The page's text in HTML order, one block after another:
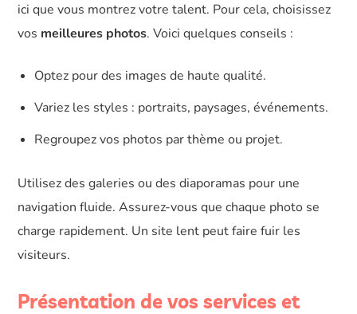
ici que vous montrez votre talent. Pour cela, choisissez
vos meilleures photos. Voici quelques conseils :
Optez pour des images de haute qualité.
Variez les styles : portraits, paysages, événements.
Regroupez vos photos par thème ou projet.
Utilisez des galeries ou des diaporamas pour une
navigation fluide. Assurez-vous que chaque photo se
charge rapidement. Un site lent peut faire fuir les
visiteurs.
Présentation de vos services et